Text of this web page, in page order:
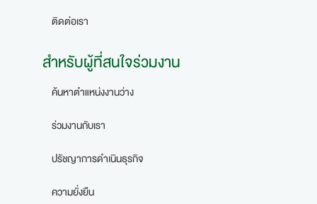
ติดต่อเรา
สำหรับผู้ที่สนใจร่วมงาน
ค้นหาตำแหน่งงานว่าง
ร่วมงานกับเรา
ปรัชญาการดำเนินธุรกิจ
ความยั่งยืน